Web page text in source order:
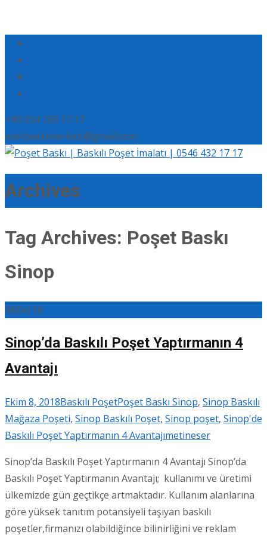
+90 554 165 17 17
eserbaskimerkezi@gmail.com
Archives
Tag Archives: Poşet Baskı
Sinop
08Eki/18
Sinop’da Baskılı Poşet Yaptırmanın 4
Avantajı
Ekim 8, 2018Baskılı PoşetPoşet Baskı Sinop, Sinop Baskılı
Mağaza Poşeti, Sinop Baskılı Poşet, Sinop poşet, Sinop'de
Baskılı Poşet Yaptırmanın 4 Avantajımetineser
Sinop’da Baskılı Poşet Yaptırmanın 4 Avantajı Sinop’da
Baskılı Poşet Yaptırmanın Avantajı; kullanımı ve üretimi
ülkemizde gün geçtikçe artmaktadır. Kullanım alanlarına
göre yüksek tanıtım potansiyeli taşıyan baskılı
poşetler,firmanızı olabildiğince bilinirliğini ve reklam